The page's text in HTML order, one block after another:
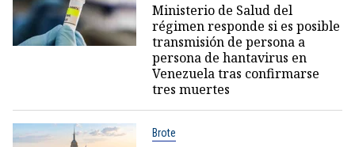
Ministerio de Salud del
régimen responde si es posible
transmisión de persona a
persona de hantavirus en
Venezuela tras confirmarse
tres muertes
Brote